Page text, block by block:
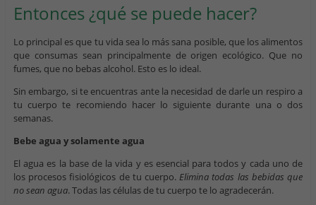
Entonces ¿qué se puede hacer?
Lo principal es que tu vida sea lo más sana posible, que los alimentos
que consumas sean principalmente de origen ecológico. Que no
fumes, que no bebas alcohol. Esto es lo ideal.
Sin embargo, si te encuentras ante la necesidad de darle un respiro a
tu cuerpo te recomiendo hacer lo siguiente durante una o dos
semanas.
Bebe agua y solamente agua
El agua es la base de la vida y es esencial para todos y cada uno de
los procesos fisiológicos de tu cuerpo.Elimina todas las bebidas que
no sean agua. Todas las células de tu cuerpo te lo agradecerán.